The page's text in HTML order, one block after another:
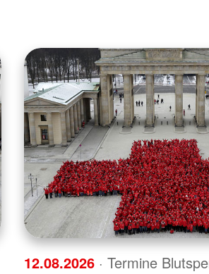
12.08.2026 · Termine